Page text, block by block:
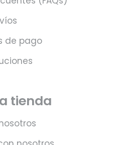
de pago
tienda